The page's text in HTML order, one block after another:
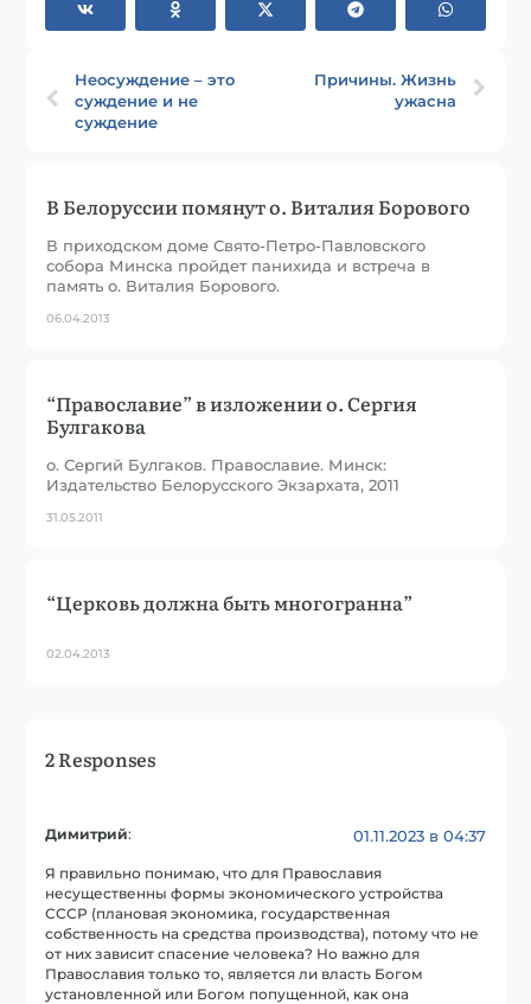
Неосуждение – это
суждение и не
суждение
Причины. Жизнь
ужасна
В Белоруссии помянут о. Виталия Борового
В приходском доме Свято-Петро-Павловского
собора Минска пройдет панихида и встреча в
память о. Виталия Борового.
06.04.2013
“Православие” в изложении о. Сергия
Булгакова
о. Сергий Булгаков. Православие. Минск:
Издательство Белорусского Экзархата, 2011
31.05.2011
“Церковь должна быть многогранна”
02.04.2013
2 Responses
Димитрий: 01.11.2023 в 04:37
Я правильно понимаю, что для Православия
несущественны формы экономического устройства
СССР (плановая экономика, государственная
собственность на средства производства), потому что не
от них зависит спасение человека? Но важно для
Православия только то, является ли власть Богом
установленной или Богом попущенной, как она